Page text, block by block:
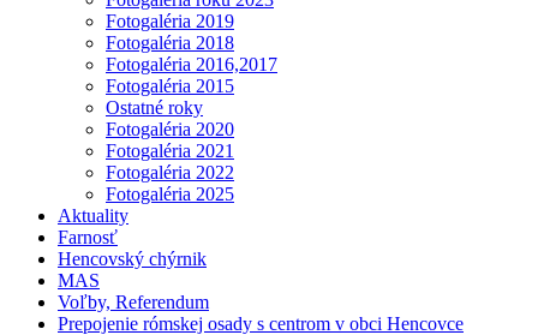
Fotogaléria 2019
Fotogaléria 2018
Fotogaléria 2016,2017
Fotogaléria 2015
Ostatné roky
Fotogaléria 2020
Fotogaléria 2021
Fotogaléria 2022
Fotogaléria 2025
Aktuality
Farnosť
Hencovský chýrnik
MAS
Voľby, Referendum
Prepojenie rómskej osady s centrom v obci Hencovce